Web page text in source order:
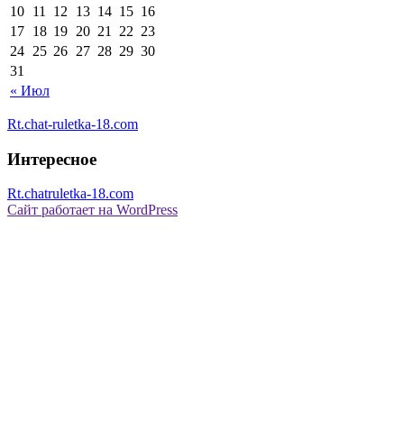
« Июл
10 11 12 13 14 15 16
17 18 19 20 21 22 23
24 25 26 27 28 29 30
31
Rt.chat-ruletka-18.com
Интересное
Rt.chatruletka-18.com
Сайт работает на WordPress